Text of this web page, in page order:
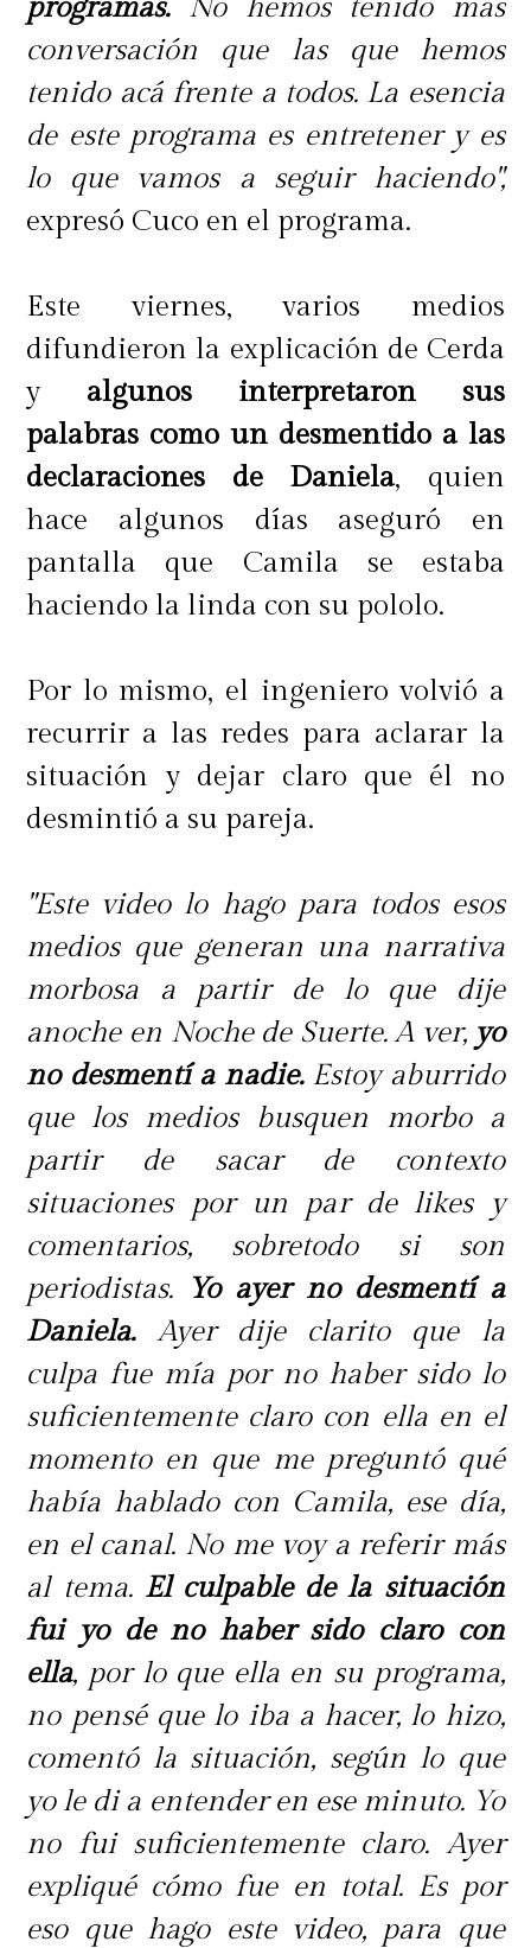
destino que tenía aquel obsequio.
"O sea, Marité ahora se estaría
enterando de la joya que le dieron
en ese momento", comentó durante
Finalmente, Paula Escobar reveló
que intentó contactar tanto a Faloon
Larraguibel como a Marité Matus
para conocer sus versiones sobre
esta historia, pero ninguna
respondió sus mensajes.
"Le escribí todo lo que me enteré hoy
día a Marité y tampoco me
respondió. Y ella suele
responderme", concluyó.
La respuesta de Faloon
Minutos después, en el mismo
programa, Sergio Rojas decidió
contactar directamente a Faloon
Larraguibel para consultarle sobre
la supuesta relación que habría
mantenido con Arturo Vidal.
La exchica reality negó
categóricamente la información y
aseguró que jamás vivió una
situación como la descrita por Paula
Escobar.
"No tengo la menor idea de eso, de
verdad. No es que me vuelva loca ni
nada, sino que me carga que se
inventen cosas, porque a ti te sigue
mucha gente, Sergio. Y lo que
escuchan es lo que creen", respondió.
Además, Faloon manifestó su
molestia por verse involucrada en
programas.No hemos tenido más
conversación que las que hemos
tenido acá frente a todos. La esencia
de este programa es entretener y es
lo que vamos a seguir haciendo",
expresó Cuco en el programa.
Este viernes, varios medios
difundieron la explicación de Cerda
yalgunos interpretaron sus
palabras como un desmentido a las
declaraciones de Daniela, quien
hace algunos días aseguró en
pantalla que Camila se estaba
haciendo la linda con su pololo.
Por lo mismo, el ingeniero volvió a
recurrir a las redes para aclarar la
situación y dejar claro que él no
desmintió a su pareja.
"Este video lo hago para todos esos
medios que generan una narrativa
morbosa a partir de lo que dije
anoche en Noche de Suerte. A ver, yo
no desmentí a nadie.Estoy aburrido
que los medios busquen morbo a
partir de sacar de contexto
situaciones por un par de likes y
comentarios, sobretodo si son
periodistas. Yo ayer no desmentí a
Daniela.Ayer dije clarito que la
culpa fue mía por no haber sido lo
suficientemente claro con ella en el
momento en que me preguntó qué
había hablado con Camila, ese día,
en el canal. No me voy a referir más
al tema. El culpable de la situación
fui yo de no haber sido claro con
ella, por lo que ella en su programa,
no pensé que lo iba a hacer, lo hizo,
comentó la situación, según lo que
yo le di a entender en ese minuto. Yo
no fui suficientemente claro. Ayer
expliqué cómo fue en total. Es por
eso que hago este video, para que